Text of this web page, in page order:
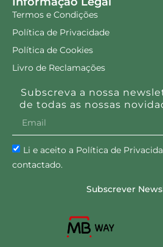
Termos e Condições
Política de Privacidade
Política de Cookies
Livro de Reclamações
Subscreva a nossa
de todas as nossas
Li e aceito a Política de
contactado.
Subscrever